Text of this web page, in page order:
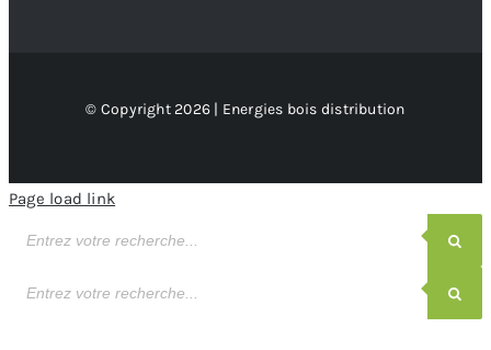
© Copyright 2026 | Energies bois distribution
Page load link
de
de